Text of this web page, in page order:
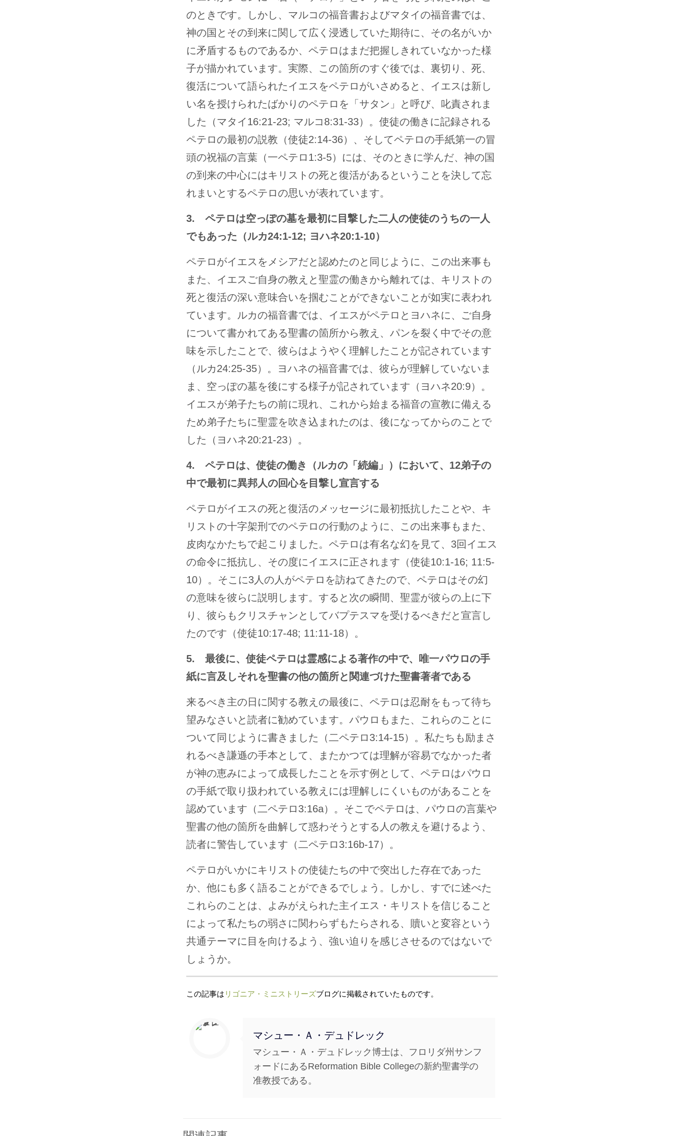
のときです。しかし、マルコの福音書およびマタイの福音書では、
神の国とその到来に関して広く浸透していた期待に、その名がいか
に矛盾するものであるか、ペテロはまだ把握しきれていなかった様
子が描かれています。実際、この箇所のすぐ後では、裏切り、死、
復活について語られたイエスをペテロがいさめると、イエスは新し
い名を授けられたばかりのペテロを「サタン」と呼び、叱責されま
した（マタイ16:21-23; マルコ8:31-33）。使徒の働きに記録される
ペテロの最初の説教（使徒2:14-36）、そしてペテロの手紙第一の冒
頭の祝福の言葉（一ペテロ1:3-5）には、そのときに学んだ、神の国
の到来の中心にはキリストの死と復活があるということを決して忘
れまいとするペテロの思いが表れています。
3. ペテロは空っぽの墓を最初に目撃した二人の使徒のうちの一人
でもあった（ルカ24:1-12; ヨハネ20:1-10）
ペテロがイエスをメシアだと認めたのと同じように、この出来事も
また、イエスご自身の教えと聖霊の働きから離れては、キリストの
死と復活の深い意味合いを掴むことができないことが如実に表われ
ています。ルカの福音書では、イエスがペテロとヨハネに、ご自身
について書かれてある聖書の箇所から教え、パンを裂く中でその意
味を示したことで、彼らはようやく理解したことが記されています
（ルカ24:25-35）。ヨハネの福音書では、彼らが理解していないま
ま、空っぽの墓を後にする様子が記されています（ヨハネ20:9）。
イエスが弟子たちの前に現れ、これから始まる福音の宣教に備える
ため弟子たちに聖霊を吹き込まれたのは、後になってからのことで
した（ヨハネ20:21-23）。
4. ペテロは、使徒の働き（ルカの「続編」）において、12弟子の
中で最初に異邦人の回心を目撃し宣言する
ペテロがイエスの死と復活のメッセージに最初抵抗したことや、キ
リストの十字架刑でのペテロの行動のように、この出来事もまた、
皮肉なかたちで起こりました。ペテロは有名な幻を見て、3回イエス
の命令に抵抗し、その度にイエスに正されます（使徒10:1-16; 11:5-
10）。そこに3人の人がペテロを訪ねてきたので、ペテロはその幻
の意味を彼らに説明します。すると次の瞬間、聖霊が彼らの上に下
り、彼らもクリスチャンとしてバプテスマを受けるべきだと宣言し
たのです（使徒10:17-48; 11:11-18）。
5. 最後に、使徒ペテロは霊感による著作の中で、唯一パウロの手
紙に言及しそれを聖書の他の箇所と関連づけた聖書著者である
来るべき主の日に関する教えの最後に、ペテロは忍耐をもって待ち
望みなさいと読者に勧めています。パウロもまた、これらのことに
ついて同じように書きました（二ペテロ3:14-15）。私たちも励まさ
れるべき謙遜の手本として、またかつては理解が容易でなかった者
が神の恵みによって成長したことを示す例として、ペテロはパウロ
の手紙で取り扱われている教えには理解しにくいものがあることを
認めています（二ペテロ3:16a）。そこでペテロは、パウロの言葉や
聖書の他の箇所を曲解して惑わそうとする人の教えを避けるよう、
読者に警告しています（二ペテロ3:16b-17）。
ペテロがいかにキリストの使徒たちの中で突出した存在であった
か、他にも多く語ることができるでしょう。しかし、すでに述べた
これらのことは、よみがえられた主イエス・キリストを信じること
によって私たちの弱さに関わらずもたらされる、贖いと変容という
共通テーマに目を向けるよう、強い迫りを感じさせるのではないで
しょうか。
この記事は リゴニア・ミニストリーズブログに掲載されていたものです。
マシュー・Ａ・デュドレック
マシュー・Ａ・デュドレック博士は、フロリダ州サンフ
ォードにあるReformation Bible Collegeの新約聖書学の
准教授である。